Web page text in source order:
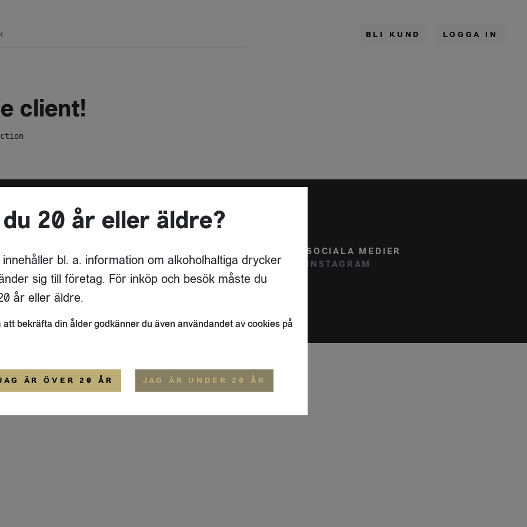
BLI KUND LOGGA IN
client!
69
HÄGERSTEN
OM OSS
HEMSIDA
SOCIALA MEDIER
INSTAGRAM
20 år eller äldre?
innehåller bl. a. information om alkoholhaltiga drycker
sig till företag. För inköp och besök måste du
år eller äldre.
att bekräfta din ålder godkänner du även användandet av cookies på
ÄR ÖVER 20 ÅR JAG ÄR UNDER 20 ÅR